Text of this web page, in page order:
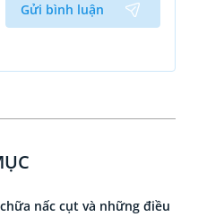
Gửi bình luận
nấc cụt và những điều